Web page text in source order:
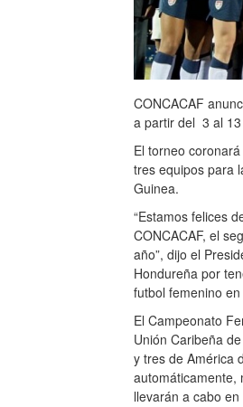
CONCACAF
a partir del 3 al
El torneo
tres equipos para
Guinea.
“Estamos felices
CONCACAF, el
año”, dijo el
Hondureña por
futbol femenino
El Campeonato
Unión Caribeña
y tres de América
automáticamente,
llevarán a cabo